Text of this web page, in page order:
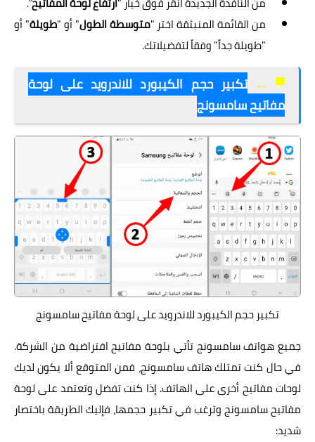
من القائمة المنبثقة اختر "متوسطة الطول" أو "طويلة" أو
"طويلة جداً" وفقاً لتفضيلاتك.
▀
← تكبير حجم الكيبورد للاندرويد على لوحة
مفاتيح سامسونج
تكبير حجم الكيبورد للاندرويد على لوحة مفاتيح سامسونج
جميعهواتف سامسونجتأتي بلوحة مفاتيح افتراضية من الشركة.
في حال كنت تمتلك هاتف سامسونج، فمن المتوقع ألا يكون لديك
لوحات مفاتيح أخرى على الهاتف. إذا كنت تفضل وتعتمد على لوحة
مفاتيح سامسونج وترغب في تكبير حجمها، فإليك الطريقة باختصار
شديد: